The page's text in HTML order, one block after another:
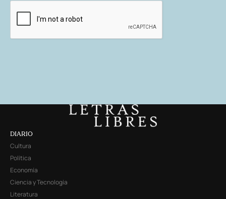
DIARIO
Cultura
Política
Economía
Ciencia y Tecnología
Literatura